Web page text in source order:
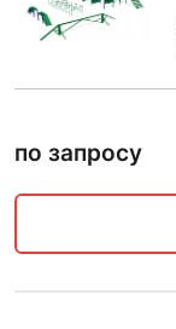
по запросу